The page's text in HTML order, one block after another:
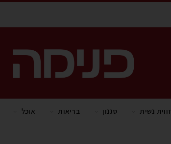
זווית נשית סגנון בריאות אוכל